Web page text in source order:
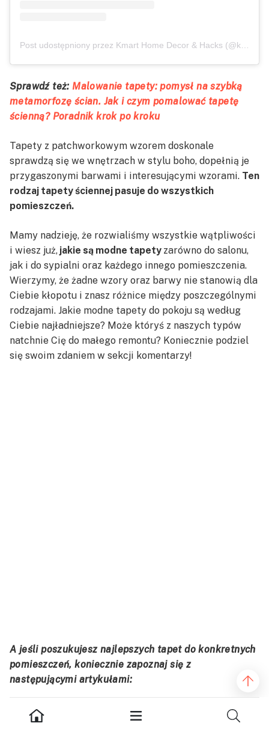
Sprawdź też: Malowanie tapety: pomysł na szybką
metamorfozę ścian. Jak i czym pomalować tapetę
ścienną? Poradnik krok po kroku
Tapety z patchworkowym wzorem doskonale
sprawdzą się we wnętrzach w stylu boho, dopełnią je
przygaszonymi barwami i interesującymi wzorami. Ten
rodzaj tapety ściennej pasuje do wszystkich
pomieszczeń.
Mamy nadzieję, że rozwialiśmy wszystkie wątpliwości
i wiesz już, jakie są modne tapety zarówno do salonu,
jak i do sypialni oraz każdego innego pomieszczenia.
Wierzymy, że żadne wzory oraz barwy nie stanowią dla
Ciebie kłopotu i znasz różnice między poszczególnymi
rodzajami. Jakie modne tapety do pokoju są według
Ciebie najładniejsze? Może któryś z naszych typów
natchnie Cię do małego remontu? Koniecznie podziel
się swoim zdaniem w sekcji komentarzy!
A jeśli poszukujesz najlepszych tapet do konkretnych
pomieszczeń, koniecznie zapoznaj się z
następującymi artykułami:
Fototapety dla dzieci – pomysł na szybką
metamorfozę pokoju dziecięcego